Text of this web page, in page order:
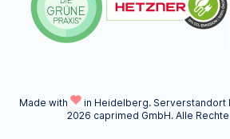
Made with in Heidelberg. Serverstandort
2026 caprimed GmbH. Alle